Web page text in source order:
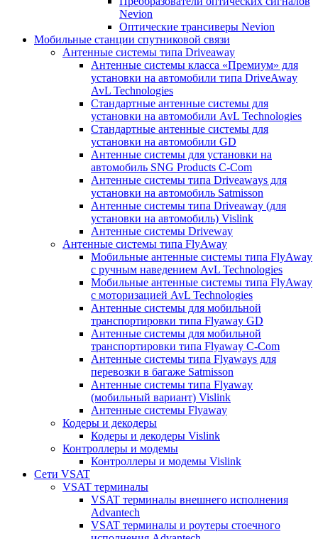
Nevion
Оптические трансиверы Nevion
Мобильные станции спутниковой связи
Антенные системы типа Driveaway
Антенные системы класса «Премиум» для
установки на автомобили типа DriveAway
AvL Technologies
Стандартные антенные системы для
установки на автомобили AvL Technologies
Стандартные антенные системы для
установки на автомобили GD
Антенные системы для установки на
автомобиль SNG Products C-Com
Антенные системы типа Driveaways для
установки на автомобиль Satmisson
Антенные системы типа Driveaway (для
установки на автомобиль) Vislink
Антенные системы Driveway
Антенные системы типа FlyAway
Мобильные антенные системы типа FlyAway
с ручным наведением AvL Technologies
Мобильные антенные системы типа FlyAway
с моторизацией AvL Technologies
Антенные системы для мобильной
транспортировки типа Flyaway GD
Антенные системы для мобильной
транспортировки типа Flyaway C-Com
Антенные системы типа Flyaways для
перевозки в багаже Satmisson
Антенные системы типа Flyaway
(мобильный вариант) Vislink
Антенные системы Flyaway
Кодеры и декодеры
Кодеры и декодеры Vislink
Контроллеры и модемы
Контроллеры и модемы Vislink
Сети VSAT
VSAT терминалы
VSAT терминалы внешнего исполнения
Advantech
VSAT терминалы и роутеры стоечного